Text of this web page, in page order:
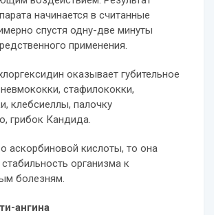
начинается в считанные
спустя одну-две минуты
применения.
оказывает губительное
стафилококки,
клебсиеллы, палочку
грибок Кандида.
аскорбиновой кислоты, то она
организма к
болезням.
ангина